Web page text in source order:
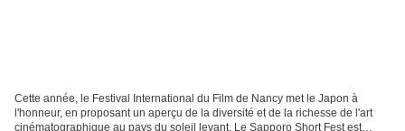
Cette année, le Festival International du Film de Nancy met le Japon à
l'honneur, en proposant un aperçu de la diversité et de la richesse de l'art
cinématographique au pays du soleil levant. Le Sapporo Short Fest est